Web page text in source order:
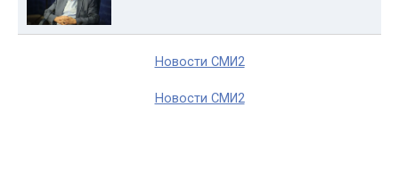
Новости СМИ2
Новости СМИ2